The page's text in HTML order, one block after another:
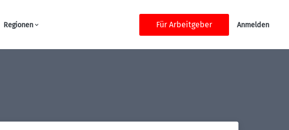
Regionen Für Arbeitgeber Anmelden